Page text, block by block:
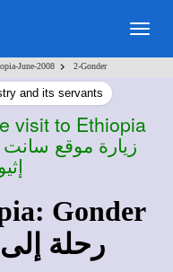
June-2008 > 2-Gonder
and its servants
visit to Ethiopia
زيارة موقع
Gonder
رحلة إلى